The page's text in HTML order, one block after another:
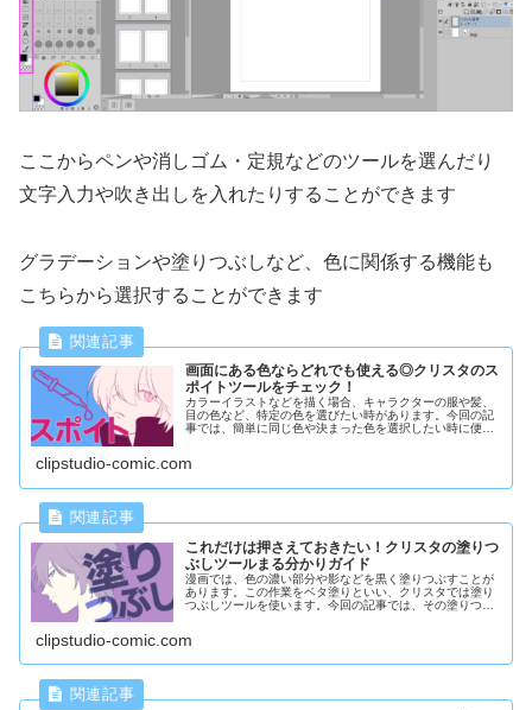
ここからペンや消しゴム・定規などのツールを選んだり
文字入力や吹き出しを入れたりすることができます
グラデーションや塗りつぶしなど、色に関係する機能も
こちらから選択することができます
画面にある色ならどれでも使える◎クリスタのス
ポイトツールをチェック！
カラーイラストなどを描く場合、キャラクターの服や髪、
目の色など、特定の色を選びたい時があります。今回の記
事では、簡単に同じ色や決まった色を選択したい時に便利
clipstudio-comic.com
これだけは押さえておきたい！クリスタの塗りつ
ぶしツールまる分かりガイド
漫画では、色の濃い部分や影などを黒く塗りつぶすことが
あります。この作業をベタ塗りといい、クリスタでは塗り
つぶしツールを使います。今回の記事では、その塗りつぶ
clipstudio-comic.com